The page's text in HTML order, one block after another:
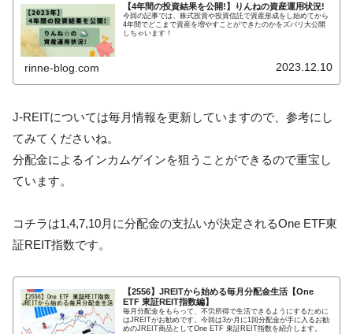
【4年間の投資結果を公開!】りんねの資産運用状況!
今回の記事では、株式投資や投資信託で資産形成をし始めてから
4年間でどこまで資産を増やすことができたのかをズバリ大公開
しちゃいます！
rinne-blog.com 2023.12.10
J-REITについては毎月情報を更新していますので、参考にし
てみてくださいね。
分配金によるインカムゲインを狙うことができるので重宝し
ています。
コチラは1,4,7,10月に分配金の支払いが決定されるOne ETF東
証REIT指数です。
【2556】JREITから始める毎月分配金生活【One
ETF 東証REIT指数編】
毎月分配金をもらって、不労所得で生活できるようにするために
はJREITがお勧めです。今回は3か月に1回分配金が手に入るお勧
めのJREIT商品としてOne ETF 東証REIT指数を紹介します。